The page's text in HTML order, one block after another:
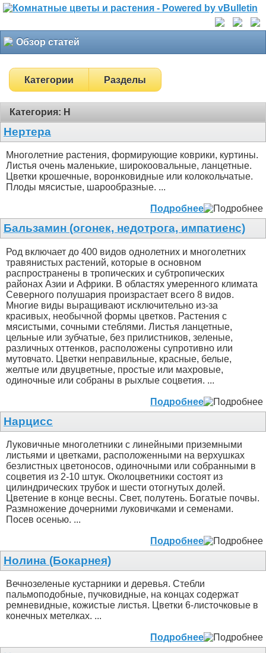
Обзор статей
Категории Разделы
Категория: Н
Нертера
Многолетние растения, формирующие коврики, куртины.
Листья очень маленькие, широкоовальные, ланцетные.
Цветки крошечные, воронковидные или колокольчатые.
Плоды мясистые, шарообразные. ...
Подробнее
Бальзамин (огонек, недотрога, импатиенс)
Род включает до 400 видов однолетних и многолетних
травянистых растений, которые в основном
распространены в тропических и субтропических
районах Азии и Африки. В областях умеренного климата
Северного полушария произрастает всего 8 видов.
Многие виды выращивают исключительно из-за
красивых, необычной формы цветков. Растения с
мясистыми, сочными стеблями. Листья ланцетные,
цельные или зубчатые, без прилистников, зеленые,
различных оттенков, расположены супротивно или
мутовчато. Цветки неправильные, красные, белые,
желтые или двуцветные, простые или махровые,
одиночные или собраны в рыхлые соцветия. ...
Подробнее
Нарцисс
Луковичные многолетники с линейными приземными
листьями и цветками, расположенными на верхушках
безлистных цветоносов, одиночными или собранными в
соцветия из 2-10 штук. Околоцветники состоят из
цилиндрических трубок и шести отогнутых долей.
Цветение в конце весны. Свет, полутень. Богатые почвы.
Размножение дочерними луковичками и семенами.
Посев осенью. ...
Подробнее
Нолина (Бокарнея)
Вечнозеленые кустарники и деревья. Стебли
пальмоподобные, пучковидные, на концах содержат
ремневидные, кожистые листья. Цветки 6-листочковые в
конечных метелках. ...
Подробнее